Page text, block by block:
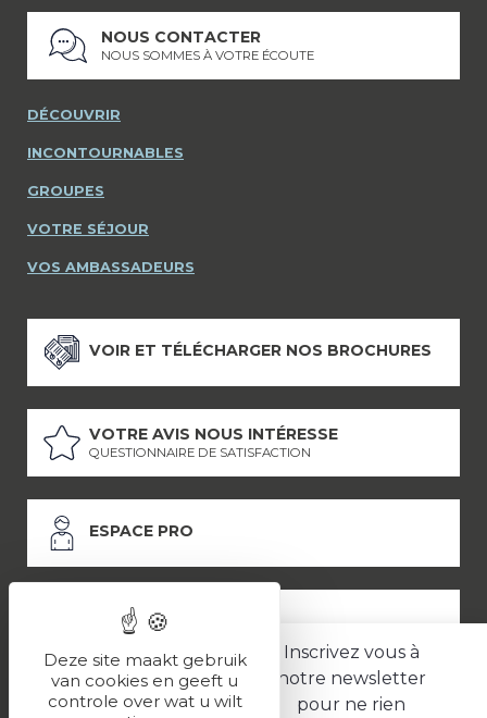
Inscrivez vous à
notre newsletter
pour ne rien
NOUS CONTACTER
NOUS SOMMES À VOTRE ÉCOUTE
DÉCOUVRIR
INCONTOURNABLES
GROUPES
VOTRE SÉJOUR
VOS AMBASSADEURS
VOIR ET TÉLÉCHARGER NOS BROCHURES
VOTRE AVIS NOUS INTÉRESSE
QUESTIONNAIRE DE SATISFACTION
ESPACE PRO
ESPACE PRESSE
LES PARTENAIRES
Deze site maakt gebruik
van cookies en geeft u
controle over wat u wilt